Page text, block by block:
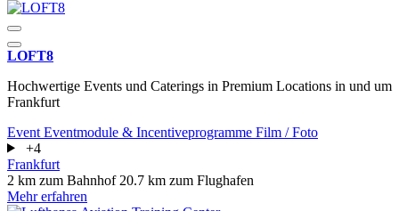
LOFT8
Hochwertige Events und Caterings in Premium Locations in und um
Frankfurt
Event Eventmodule & Incentiveprogramme Film / Foto
+4
Frankfurt
2 km zum Bahnhof 20.7 km zum Flughafen
Mehr erfahren